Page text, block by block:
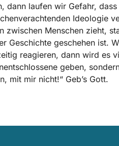
dann laufen wir Gefahr,
Ideologie
zwischen Menschen zieht,
Geschichte geschehen ist.
reagieren, dann wird es
geben,
mit mir nicht!“ Geb’s Gott.